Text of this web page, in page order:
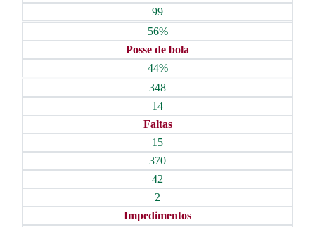
99
56%
Posse de bola
44%
348
14
Faltas
15
370
42
2
Impedimentos